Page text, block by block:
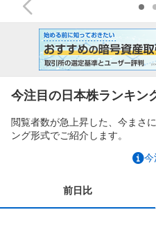
今注目の日本株ランキン
閲覧者数が急上昇した、今まさ
ング形式でご紹介します。
今
前日比